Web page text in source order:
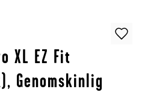
XL EZ Fit
Genomskinlig